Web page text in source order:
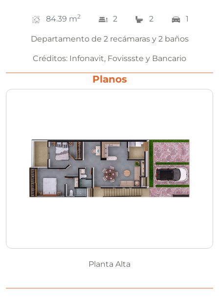
84.39 m2 2 2 1
Departamento de 2 recámaras y 2 baños
Créditos: Infonavit, Fovissste y Bancario
Planos
Planta Alta